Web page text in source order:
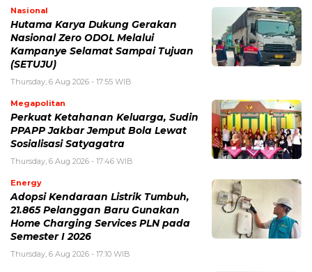
Nasional
Hutama Karya Dukung Gerakan
Nasional Zero ODOL Melalui
Kampanye Selamat Sampai Tujuan
(SETUJU)
Thursday, 6 Aug 2026 - 17:55 WIB
Megapolitan
Perkuat Ketahanan Keluarga, Sudin
PPAPP Jakbar Jemput Bola Lewat
Sosialisasi Satyagatra
Thursday, 6 Aug 2026 - 17:46 WIB
Energy
Adopsi Kendaraan Listrik Tumbuh,
21.865 Pelanggan Baru Gunakan
Home Charging Services PLN pada
Semester I 2026
Thursday, 6 Aug 2026 - 17:10 WIB